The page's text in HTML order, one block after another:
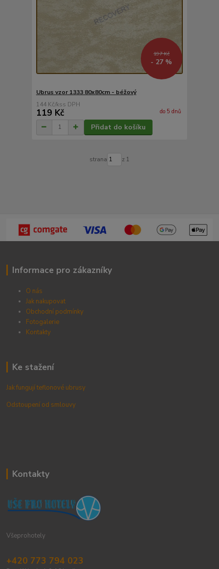
197 Kč
- 27 %
Ubrus vzor 1333 80x80cm - béžový
144 Kč/ks
119 Kč do 5 dnů
Přidat do košíku
strana z 1
Informace pro zákazníky
O nás
Jak nakupovat
Obchodní podmínky
Fotogalerie
Kontakty
Ke stažení
Jak fungují teflonové ubrusy
Odstoupení od smlouvy
Kontakty
Všeprohotely
+420 773 794 023